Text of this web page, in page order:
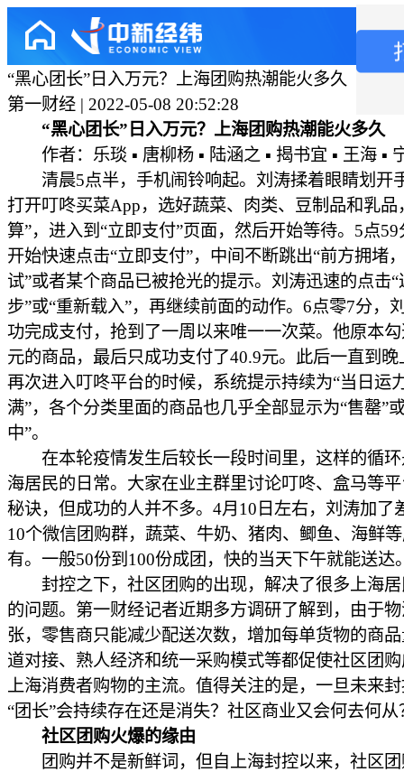
“黑心团长”日入万元？上海团购热潮能火多久
第一财经 | 2022-05-08 20:52:28
“黑心团长”日入万元？上海团购热潮能火多久
作者：乐琰 ▪ 唐柳杨 ▪ 陆涵之 ▪ 揭书宜 ▪ 王海 ▪
清晨5点半，手机闹铃响起。刘涛揉着眼睛划开
打开叮咚买菜App，选好蔬菜、肉类、豆制品和乳品
算”，进入到“立即支付”页面，然后开始等待。5点
开始快速点击“立即支付”，中间不断跳出“前方拥堵
试”或者某个商品已被抢光的提示。刘涛迅速的点击“
步”或“重新载入”，再继续前面的动作。6点零7分，
功完成支付，抢到了一周以来唯一一次菜。他原本
元的商品，最后只成功支付了40.9元。此后一直到晚
再次进入叮咚平台的时候，系统提示持续为“当日运
满”，各个分类里面的商品也几乎全部显示为“售罄”
中”。
在本轮疫情发生后较长一段时间里，这样的循环
海居民的日常。大家在业主群里讨论叮咚、盒马等
秘诀，但成功的人并不多。4月10日左右，刘涛加了
10个微信团购群，蔬菜、牛奶、猪肉、鲫鱼、海鲜
有。一般50份到100份成团，快的当天下午就能送达
封控之下，社区团购的出现，解决了很多上海居
的问题。第一财经记者近期多方调研了解到，由于
张，零售商只能减少配送次数，增加每单货物的商
道对接、熟人经济和统一采购模式等都促使社区团
上海消费者购物的主流。值得关注的是，一旦未来
“团长”会持续存在还是消失？社区商业又会何去何从
社区团购火爆的缘由
团购并不是新鲜词，但自上海封控以来，社区团